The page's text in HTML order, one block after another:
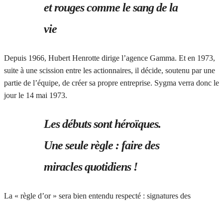
et rouges comme le sang de la
vie
Depuis 1966, Hubert Henrotte dirige l’agence Gamma. Et en 1973,
suite à une scission entre les actionnaires, il décide, soutenu par une
partie de l’équipe, de créer sa propre entreprise. Sygma verra donc le
jour le 14 mai 1973.
Les débuts sont héroïques.
Une seule règle : faire des
miracles quotidiens !
La « règle d’or » sera bien entendu respecté : signatures des